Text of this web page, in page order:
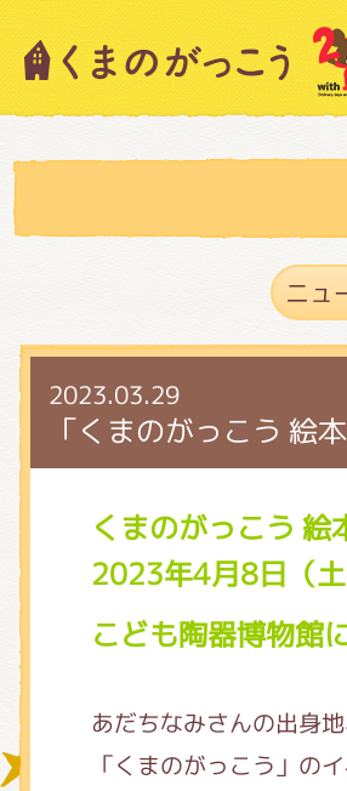
2023.03.29
「くまのがっこう 絵
くまのがっこう 絵
2023年4月8日（
こども陶器博物館
あだちなみさんの出身
「くまのがっこう」の
キャラクター紹介
スタッフブログ
絵本・作家紹介
ショップインフ
グッズインフォ
ミュージカル・